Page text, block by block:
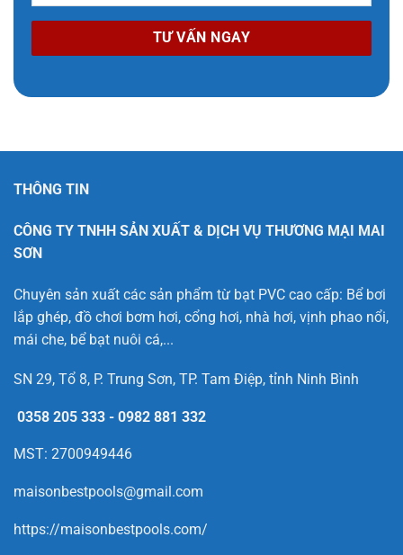
THÔNG TIN
CÔNG TY TNHH SẢN XUẤT & DỊCH VỤ THƯƠNG MẠI MAI
SƠN
Chuyên sản xuất các sản phẩm từ bạt PVC cao cấp: Bể bơi
lắp ghép, đồ chơi bơm hơi, cổng hơi, nhà hơi, vịnh phao nổi,
mái che, bể bạt nuôi cá,...
SN 29, Tổ 8, P. Trung Sơn, TP. Tam Điệp, tỉnh Ninh Bình
0358 205 333 - 0982 881 332
MST: 2700949446
maisonbestpools@gmail.com
https://maisonbestpools.com/